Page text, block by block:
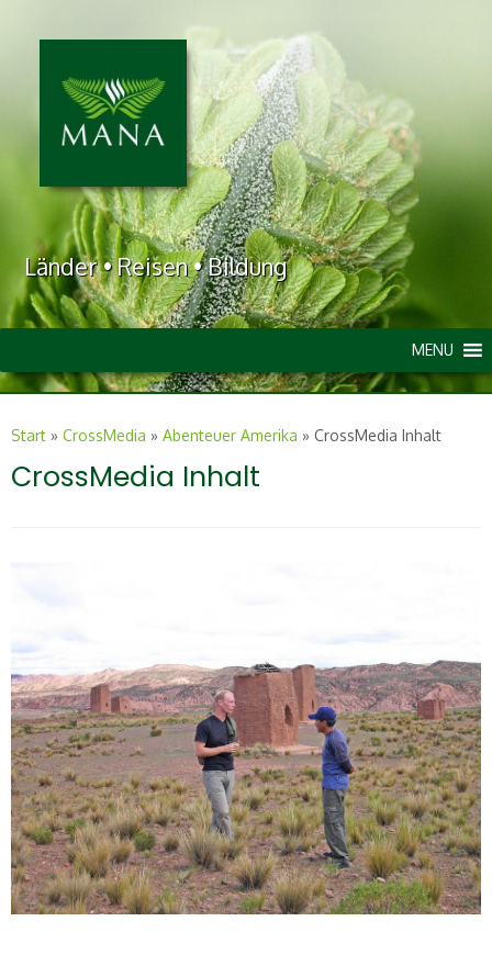
Länder • Reisen • Bildung
MENU
Start » CrossMedia » Abenteuer Amerika » CrossMedia Inhalt
CrossMedia Inhalt